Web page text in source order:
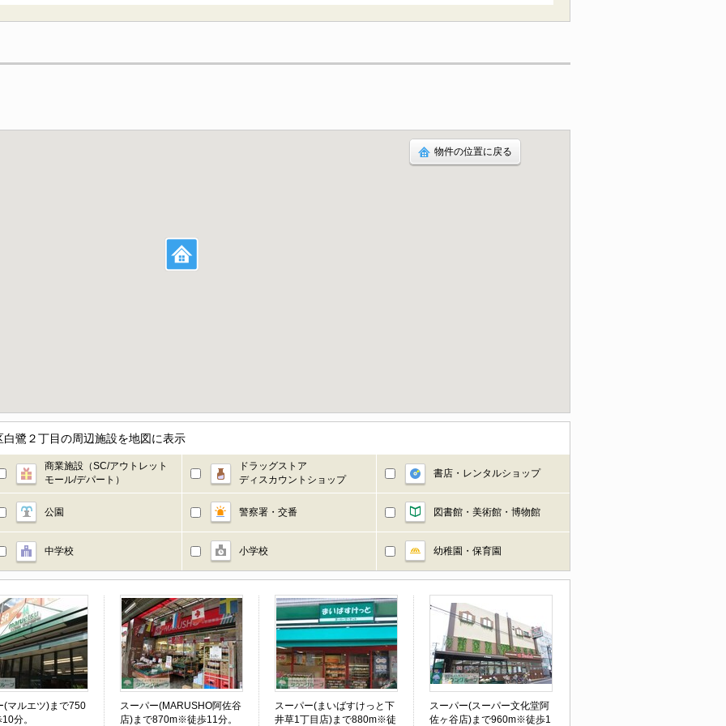
物件の位置に戻る
鷺２丁目の周辺施設を地図に表示
商業施設（SC/アウトレット
モール/デパート）
ドラッグストア
ディスカウントショップ
書店・レンタルショップ
公園 警察署・交番 図書館・美術館・博物館
中学校 小学校 幼稚園・保育園
(マルエツ)まで750
分。
スーパー(MARUSHO阿佐谷
店)まで870m※徒歩11分。
スーパー(まいばすけっと下
井草1丁目店)まで880m※徒
スーパー(スーパー文化堂阿
佐ヶ谷店)まで960m※徒歩1